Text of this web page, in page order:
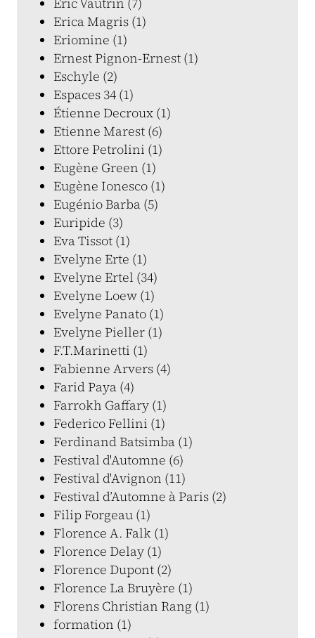
Erica Magris (1)
Eriomine (1)
Ernest Pignon-Ernest (1)
Eschyle (2)
Espaces 34 (1)
Étienne Decroux (1)
Etienne Marest (6)
Ettore Petrolini (1)
Eugène Green (1)
Eugène Ionesco (1)
Eugénio Barba (5)
Euripide (3)
Eva Tissot (1)
Evelyne Erte (1)
Evelyne Ertel (34)
Evelyne Loew (1)
Evelyne Panato (1)
Evelyne Pieller (1)
F.T.Marinetti (1)
Fabienne Arvers (4)
Farid Paya (4)
Farrokh Gaffary (1)
Federico Fellini (1)
Ferdinand Batsimba (1)
Festival d'Automne (6)
Festival d'Avignon (11)
Festival d’Automne à Paris (2)
Filip Forgeau (1)
Florence A. Falk (1)
Florence Delay (1)
Florence Dupont (2)
Florence La Bruyère (1)
Florens Christian Rang (1)
formation (1)